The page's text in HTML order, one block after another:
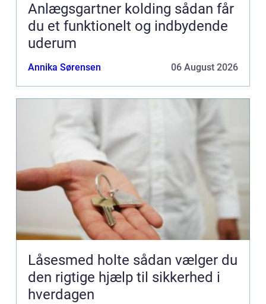
Anlægsgartner kolding sådan får
du et funktionelt og indbydende
uderum
Annika Sørensen 06 August 2026
Låsesmed holte sådan vælger du
den rigtige hjælp til sikkerhed i
hverdagen